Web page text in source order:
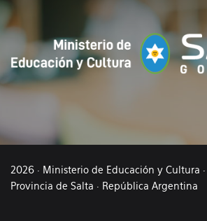
2026 · Ministerio de Educación y Cultura
Provincia de Salta · República Argentina